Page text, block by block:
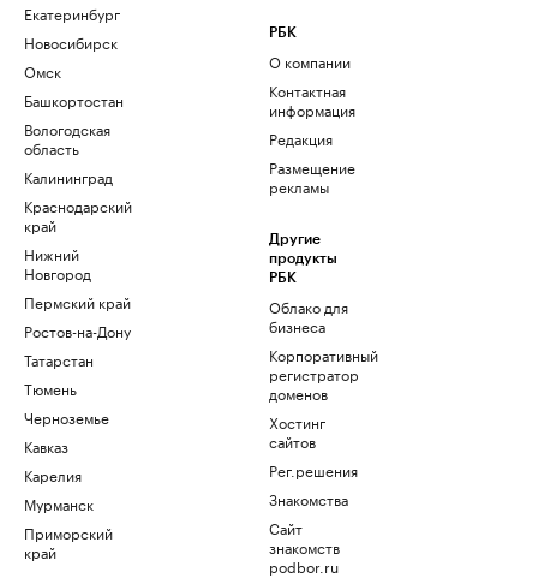
Екатеринбург
Новосибирск
Омск
Башкортостан
Вологодская
область
Калининград
Краснодарский
край
Нижний
Новгород
Пермский край
Ростов-на-Дону
Татарстан
Тюмень
Черноземье
Кавказ
Карелия
Мурманск
Приморский
край
РБК
О компании
Контактная
информация
Редакция
Размещение
рекламы
Другие
продукты
РБК
Облако для
бизнеса
Корпоративный
регистратор
доменов
Хостинг
сайтов
Рег.решения
Знакомства
Сайт
знакомств
podbor.ru